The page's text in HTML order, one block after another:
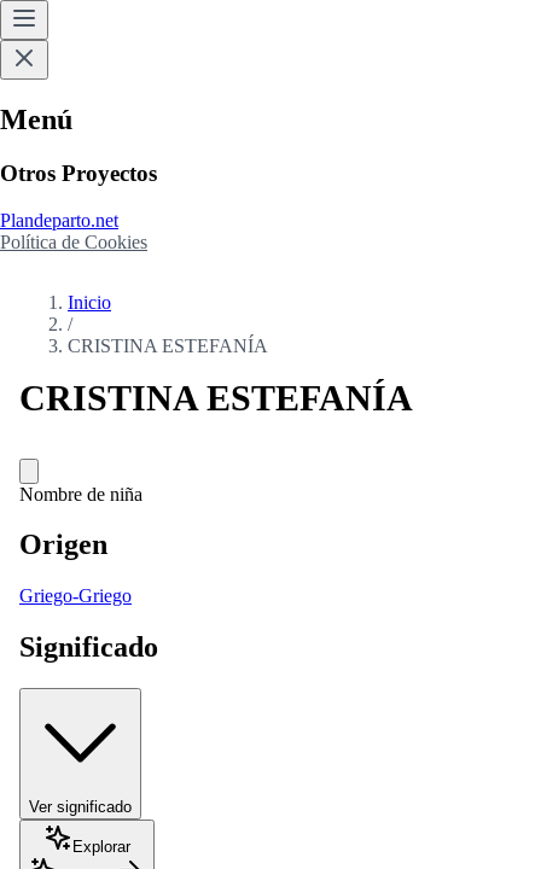
Menú
Otros Proyectos
Plandeparto.net
Política de Cookies
Inicio
/
CRISTINA ESTEFANÍA
CRISTINA ESTEFANÍA
Nombre de niña
Origen
Griego-Griego
Significado
Ver significado
Explorar